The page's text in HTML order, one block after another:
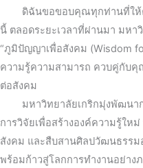
ดิฉันขอขอบคุณทุกท่านที่ให้คว
นี้ ตลอดระยะเวลาที่ผ่านมา มหา
“ภูมิปัญญาเพื่อสังคม (Wisdom
ความรู้ความสามารถ ควบคู่กับ
ต่อสังคม
มหาวิทยาลัยเกริกมุ่งพัฒนาก
การวิจัยเพื่อสร้างองค์ความรู้ใ
สังคม และสืบสานศิลปวัฒนธรรม
พร้อมก้าวสู่โลกการทำงานอย่า